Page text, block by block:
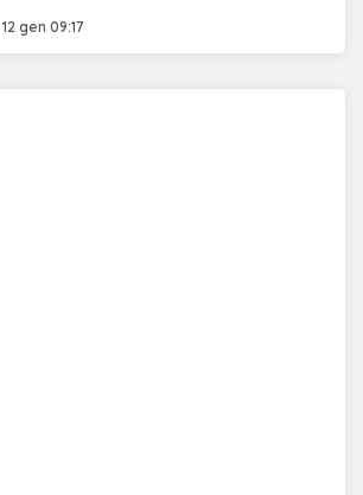
gen 09:17